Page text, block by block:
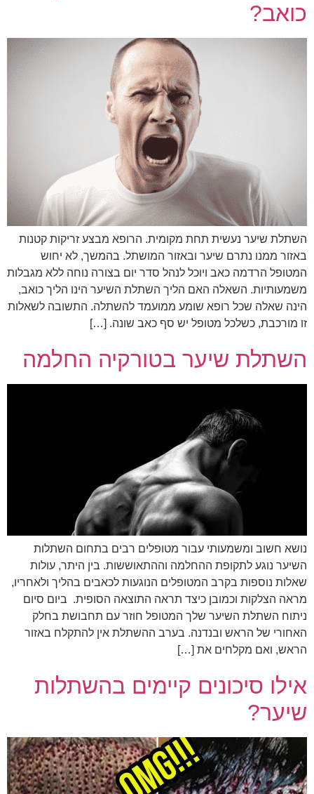
כואב?
השתלת שיער נעשית תחת מקומית. הרופא מבצע זריקות קטנות
באזור ממנו נתרם שיער ובאזור המושתל. בהמשך, לא יחוש
המטופל הרדמה כאב ויוכל לנהל סדר יום בצורה נוחה ללא מגבלות
משמעותיות. השאלה האם הליך השתלת השיער הינו הליך כואב,
הינה שאלה שכל רופא שומע ממועמד להשתלה. התשובה לשאלות
זו מורכבת, כשלכל מטופל יש סף כאב שונה. […]
השתלת שיער בטורקיה החלמה
נושא חשוב ומשמעותי עבור מטופלים רבים בתחום השתלות
השיער נוגע לתקופת ההחלמה וההתאוששות. בין היתר, עולות
שאלות נוספות בקרב המטופלים הנוגעות לכאבים בהליך ולאחריו,
מראה הצלקות וכמובן כיצד תראה התוצאה הסופית. ביום סיום
ניתוח השתלת השיער שלך המטופל חוזר עם תחבושת בחלק
האחורי של הראש ובנדנה. בערב ההשתלת אין להתקלח באזור
הראש, ואם מקלחים את […]
אילו סיכונים קיימים בהשתלות
שיער?